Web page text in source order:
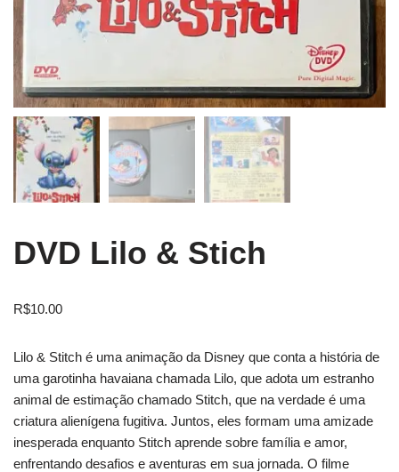
DVD Lilo & Stich
R$10.00
Lilo & Stitch é uma animação da Disney que conta a história de
uma garotinha havaiana chamada Lilo, que adota um estranho
animal de estimação chamado Stitch, que na verdade é uma
criatura alienígena fugitiva. Juntos, eles formam uma amizade
inesperada enquanto Stitch aprende sobre família e amor,
enfrentando desafios e aventuras em sua jornada. O filme